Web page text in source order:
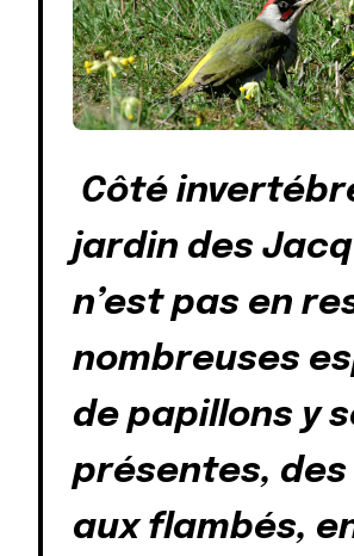
Côté
jardin des
n’est pas en
nombreuses
de papillons y
présentes,
aux flambés,